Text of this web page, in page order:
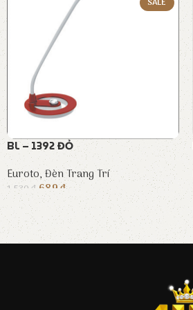
BL – 1392 ĐỎ
Euroto,Đèn Trang Trí
1.530 ₫ 689₫